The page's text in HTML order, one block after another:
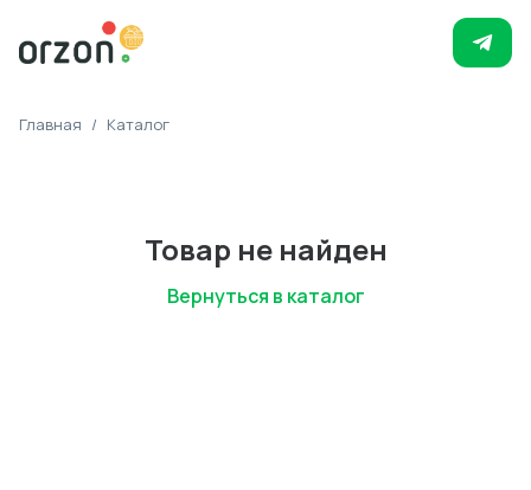
Главная / Каталог
Товар не найден
Вернуться в каталог